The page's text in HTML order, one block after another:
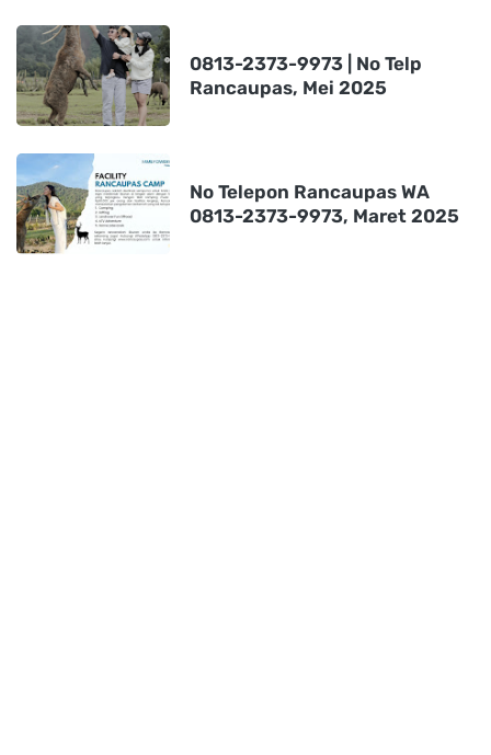
0813-2373-9973 | No Telp
Rancaupas, Mei 2025
No Telepon Rancaupas WA
0813-2373-9973, Maret 2025